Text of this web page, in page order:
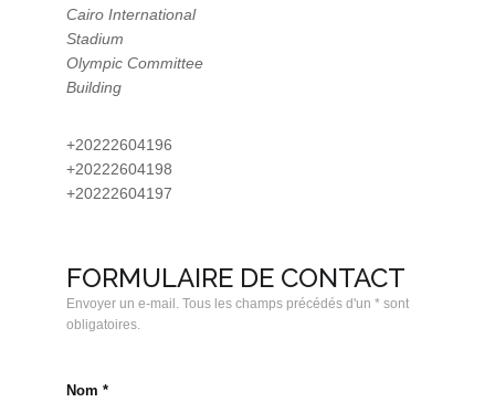
Cairo International
Stadium
Olympic Committee
Building
+20222604196
+20222604198
+20222604197
FORMULAIRE DE CONTACT
Envoyer un e-mail. Tous les champs précédés d'un * sont
obligatoires.
Nom *